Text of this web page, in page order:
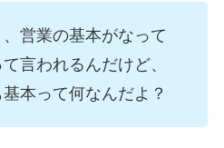
営業の基本がなって
言われるんだけど、
本って何なんだよ？